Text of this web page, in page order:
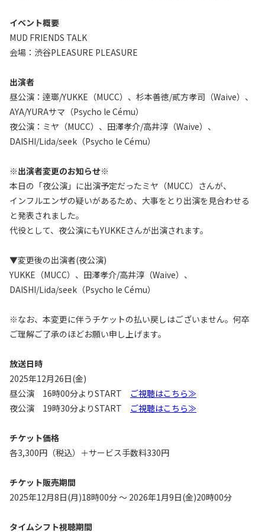
イベント概要
MUD FRIENDS TALK
会場：渋谷PLEASURE PLEASURE
出演者
昼公演：逹瑯/YUKKE（MUCC）、杉本善徳/貳方孝司（Waive）、
AYA/YURAサマ（Psycho le Cému）
夜公演：ミヤ（MUCC）、田澤孝介/高井淳（Waive）、
DAISHI/Lida/seek（Psycho le Cému）
※出演者変更のお知らせ※
本日の「夜公演」に出演予定だったミヤ（MUCC）さんが、
インフルエンザの疑いがあるため、大事をとり出演を見合わせる
と発表されました。
代役として、夜公演にもYUKKEさんが出演されます。
▼変更後の出演者(夜公演)
YUKKE（MUCC）、田澤孝介/高井淳（Waive）、
DAISHI/Lida/seek（Psycho le Cému）
※なお、本変更に伴うチケットの払い戻しはございません。何卒
ご理解ご了承のほどお願い申し上げます。
放送日時
2025年12月26日(金)
昼公演 16時00分よりSTART ご視聴はこちら≫
夜公演 19時30分よりSTART ご視聴はこちら≫
チケット価格
各3,300円（税込）＋サービス手数料330円
チケット販売期間
2025年12月8日(月)18時00分 ～ 2026年1月9日(金)20時00分
タイムシフト視聴期間